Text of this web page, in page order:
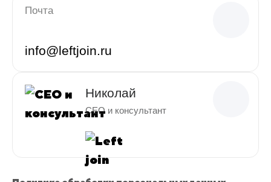
Почта
info@leftjoin.ru
Николай
CEO и консультант